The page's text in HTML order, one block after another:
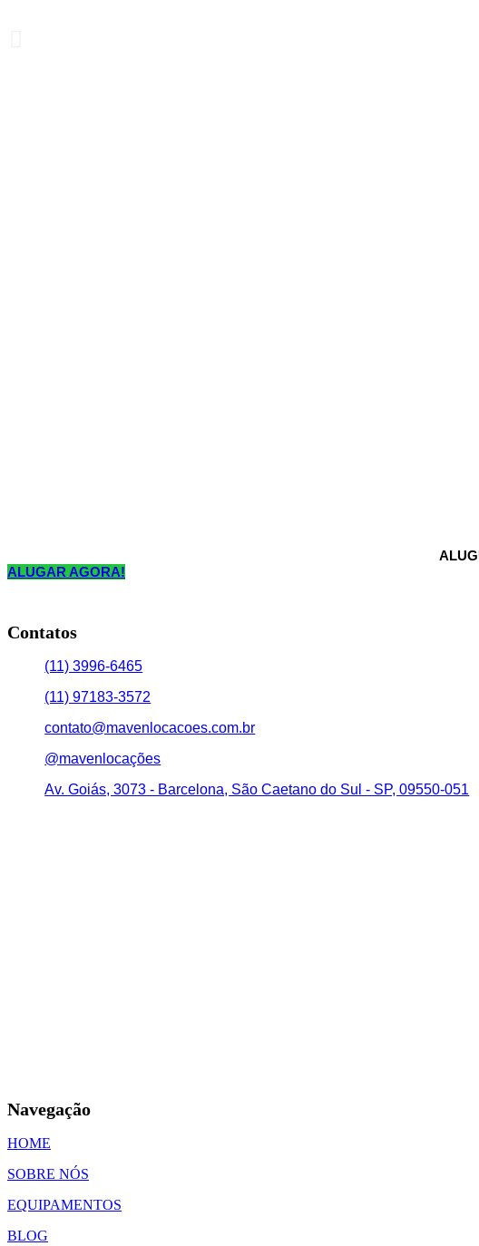
ALUGAR AGORA!
Contatos
(11) 3996-6465
(11) 97183-3572
contato@mavenlocacoes.com.br
@mavenlocações
Av. Goiás, 3073 - Barcelona, São Caetano do Sul - SP, 09550-051
Navegação
HOME
SOBRE NÓS
EQUIPAMENTOS
BLOG